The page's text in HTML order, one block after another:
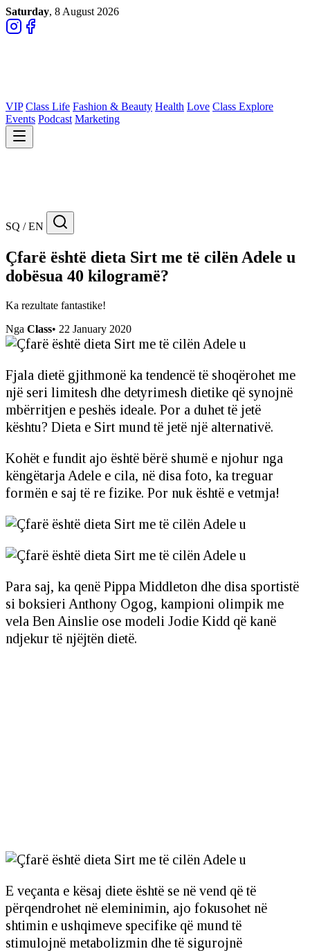
Saturday, 8 August 2026
VIP Class Life Fashion & Beauty Health Love Class Explore
Events Podcast Marketing
SQ / EN
Çfarë është dieta Sirt me të cilën Adele u
dobësua 40 kilogramë?
Ka rezultate fantastike!
Nga Class• 22 January 2020
Fjala dietë gjithmonë ka tendencë të shoqërohet me
një seri limitesh dhe detyrimesh dietike që synojnë
mbërritjen e peshës ideale. Por a duhet të jetë
kështu? Dieta e Sirt mund të jetë një alternativë.
Kohët e fundit ajo është bërë shumë e njohur nga
këngëtarja Adele e cila, në disa foto, ka treguar
formën e saj të re fizike. Por nuk është e vetmja!
Para saj, ka qenë Pippa Middleton dhe disa sportistë
si boksieri Anthony Ogog, kampioni olimpik me
vela Ben Ainslie ose modeli Jodie Kidd që kanë
ndjekur të njëjtën dietë.
E veçanta e kësaj diete është se në vend që të
përqendrohet në eleminimin, ajo fokusohet në
shtimin e ushqimeve specifike që mund të
stimulojnë metabolizmin dhe të sigurojnë